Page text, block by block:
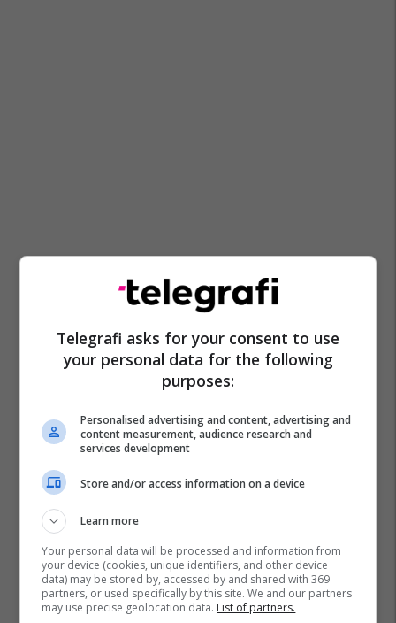
Telegrafi asks for your consent to use
your personal data for the following
purposes:
Personalised advertising and content, advertising and
content measurement, audience research and
services development
Store and/or access information on a device
Learn more
Your personal data will be processed and information from
your device (cookies, unique identifiers, and other device
data) may be stored by, accessed by and shared with 369
partners, or used specifically by this site. We and our partners
may use precise geolocation data. List of partners.